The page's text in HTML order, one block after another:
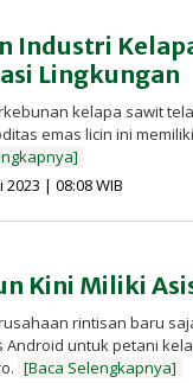
Industri
Lingkungan
kelapa sawit
emas licin ini
2023 | 08:08 WIB
Kini Miliki
rintisan baru
untuk petani
[Baca Selengkapnya]